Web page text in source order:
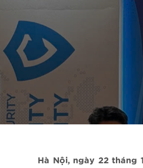
Hà Nội, ngày 22 tháng